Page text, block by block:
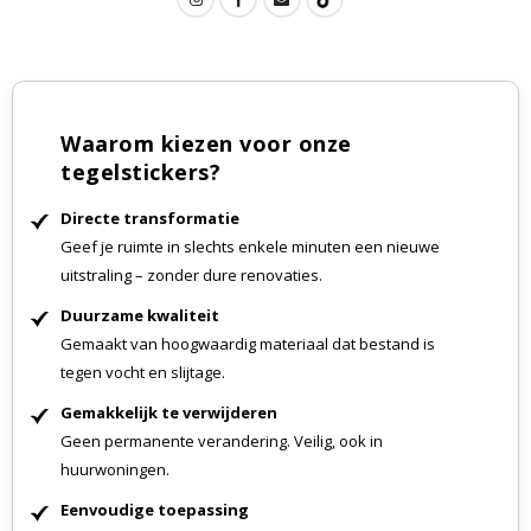
Waarom kiezen voor onze
tegelstickers?
Directe transformatie
Geef je ruimte in slechts enkele minuten een nieuwe
uitstraling – zonder dure renovaties.
Duurzame kwaliteit
Gemaakt van hoogwaardig materiaal dat bestand is
tegen vocht en slijtage.
Gemakkelijk te verwijderen
Geen permanente verandering. Veilig, ook in
huurwoningen.
Eenvoudige toepassing